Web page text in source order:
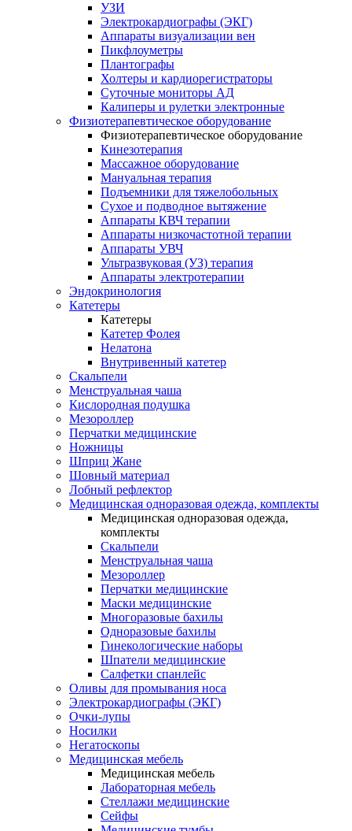
УЗИ
Электрокардиографы (ЭКГ)
Аппараты визуализации вен
Пикфлоуметры
Плантографы
Холтеры и кардиорегистраторы
Суточные мониторы АД
Калиперы и рулетки электронные
Физиотерапевтическое оборудование
Физиотерапевтическое оборудование
Кинезотерапия
Массажное оборудование
Мануальная терапия
Подъемники для тяжелобольных
Сухое и подводное вытяжение
Аппараты КВЧ терапии
Аппараты низкочастотной терапии
Аппараты УВЧ
Ультразвуковая (УЗ) терапия
Аппараты электротерапии
Эндокринология
Катетеры
Катетеры
Катетер Фолея
Нелатона
Внутривенный катетер
Скальпели
Менструальная чаша
Кислородная подушка
Мезороллер
Перчатки медицинские
Ножницы
Шприц Жане
Шовный материал
Лобный рефлектор
Медицинская одноразовая одежда, комплекты
Медицинская одноразовая одежда,
комплекты
Скальпели
Менструальная чаша
Мезороллер
Перчатки медицинские
Маски медицинские
Многоразовые бахилы
Одноразовые бахилы
Гинекологические наборы
Шпатели медицинские
Салфетки спанлейс
Оливы для промывания носа
Электрокардиографы (ЭКГ)
Очки-лупы
Носилки
Негатоскопы
Медицинская мебель
Медицинская мебель
Лабораторная мебель
Стеллажи медицинские
Сейфы